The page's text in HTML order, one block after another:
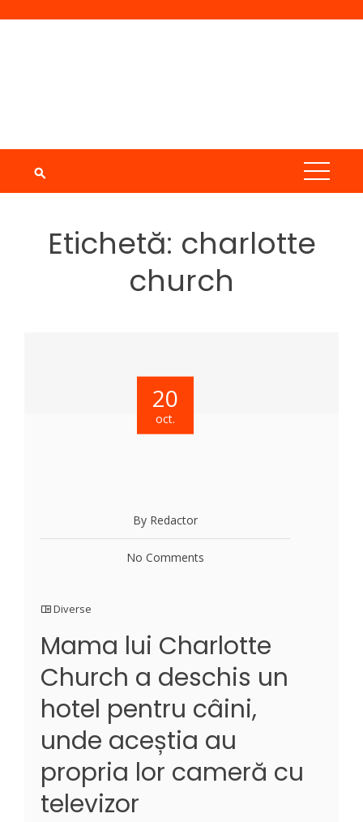
Etichetă: charlotte
church
20
oct.
By Redactor
No Comments
Diverse
Mama lui Charlotte
Church a deschis un
hotel pentru câini,
unde aceștia au
propria lor cameră cu
televizor